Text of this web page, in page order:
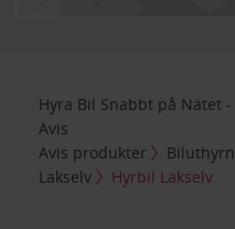
Hyra Bil Snabbt på Nätet
Avis
Avis produkter
Lakselv
Hyrbil Lakselv